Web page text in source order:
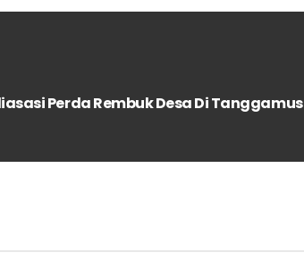
Perda Rembuk Desa Di Tanggamus